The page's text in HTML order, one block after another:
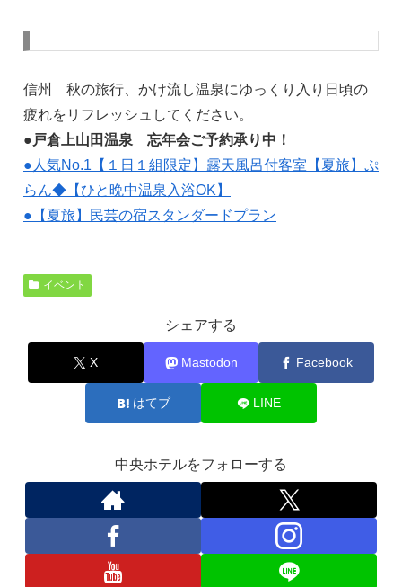
信州 秋の旅行、かけ流し温泉にゆっくり入り日頃の
疲れをリフレッシュしてください。
●戸倉上山田温泉 忘年会ご予約承り中！
●人気No.1【１日１組限定】露天風呂付客室【夏旅】ぷ
らん◆【ひと晩中温泉入浴OK】
●【夏旅】民芸の宿スタンダードプラン
イベント
シェアする
X Mastodon Facebook
はてブ LINE
中央ホテルをフォローする